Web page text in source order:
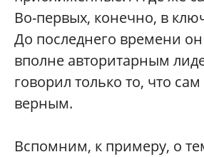
Во-первых, конечно, в
До последнего времени он
вполне авторитарным
говорил только то, что сам
верным.
Вспомним, к примеру, о